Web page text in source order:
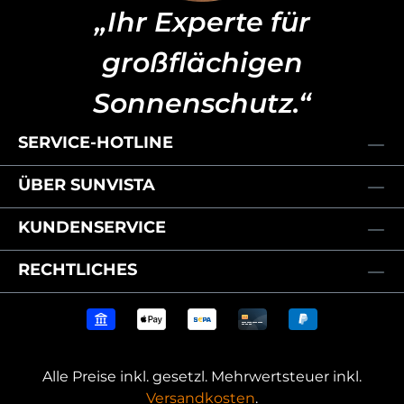
„Ihr Experte für
großflächigen
Sonnenschutz.“
SERVICE-HOTLINE
ÜBER SUNVISTA
KUNDENSERVICE
RECHTLICHES
Alle Preise inkl. gesetzl. Mehrwertsteuer inkl.
Versandkosten.